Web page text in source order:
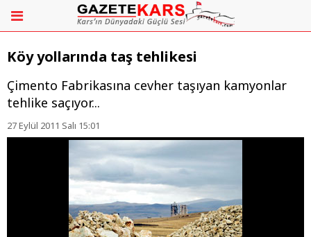
Köy yollarında taş tehlikesi
Çimento Fabrikasına cevher taşıyan kamyonlar
tehlike saçıyor...
27 Eylül 2011 Salı 15:01